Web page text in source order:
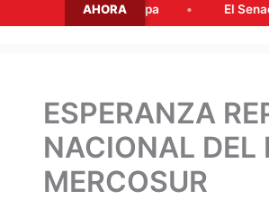
AHORAEl Senado aprobó la ley
ESPERANZA
NACIONAL DEL
MERCOSUR